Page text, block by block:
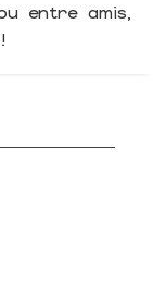
entre amis,